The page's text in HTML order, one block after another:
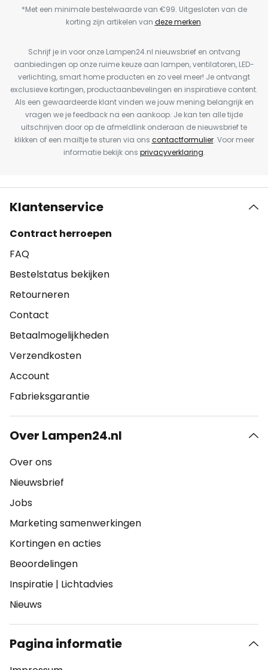
*Met een minimale bestelwaarde van €99. Uitgesloten van de
korting zijn artikelen van deze merken.
Schrijf je in voor onze Lampen24.nl nieuwsbrief en ontvang
aanbiedingen op onze ruime keuze aan lampen, ventilatoren, LED-
verlichting, smart home producten en zo veel meer! Je ontvangt
exclusieve kortingen, productaanbevelingen en inspiratieve content.
Als een gewaardeerde klant vinden we jouw mening belangrijk en
vragen we je feedback na een aankoop. Je kan ten alle tijde
uitschrijven door op de afmeldlink onderaan de nieuwsbrief te
klikken of een mailtje te sturen via ons contactformulier. Voor meer
informatie bekijk ons privacyverklaring.
Klantenservice
Contract herroepen
FAQ
Bestelstatus bekijken
Retourneren
Contact
Betaalmogelijkheden
Verzendkosten
Account
Fabrieksgarantie
Over Lampen24.nl
Over ons
Nieuwsbrief
Jobs
Marketing samenwerkingen
Kortingen en acties
Beoordelingen
Inspiratie | Lichtadvies
Nieuws
Pagina informatie